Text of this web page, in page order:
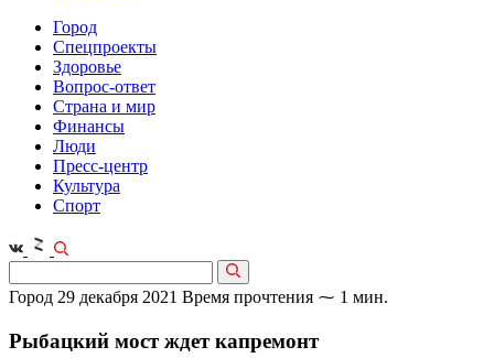
Город
Спецпроекты
Здоровье
Вопрос-ответ
Страна и мир
Финансы
Люди
Пресс-центр
Культура
Спорт
Город 29 декабря 2021 Время прочтения ⁓ 1 мин.
Рыбацкий мост ждет капремонт